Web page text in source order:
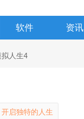
软件 资讯
拟人生4
启独特的人生